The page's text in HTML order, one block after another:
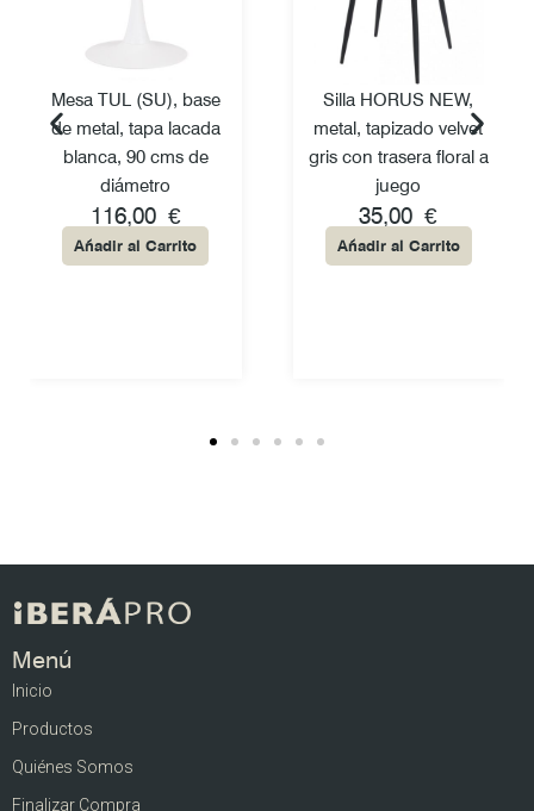
Mesa TUL (SU), base
de metal, tapa lacada
blanca, 90 cms de
diámetro
116,00 €
Añadir al Carrito
Silla HORUS NEW,
metal, tapizado velvet
gris con trasera floral a
juego
35,00€
Añadir al Carrito
Menú
Inicio
Productos
Quiénes Somos
Finalizar Compra